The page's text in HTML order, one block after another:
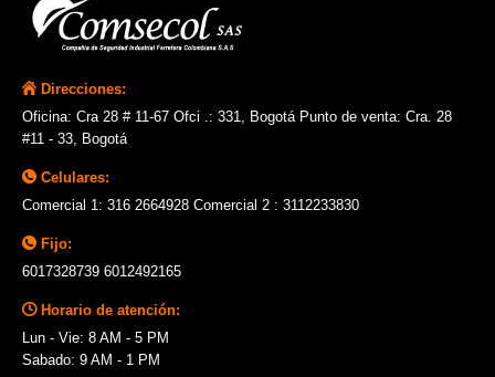
Direcciones:
Oficina: Cra 28 # 11-67 Ofci .: 331, Bogotá Punto de venta: Cra. 28
#11 - 33, Bogotá
Celulares:
Comercial 1: 316 2664928 Comercial 2 : 3112233830
Fijo:
6017328739 6012492165
Horario de atención:
Lun - Vie: 8 AM - 5 PM
Sabado: 9 AM - 1 PM